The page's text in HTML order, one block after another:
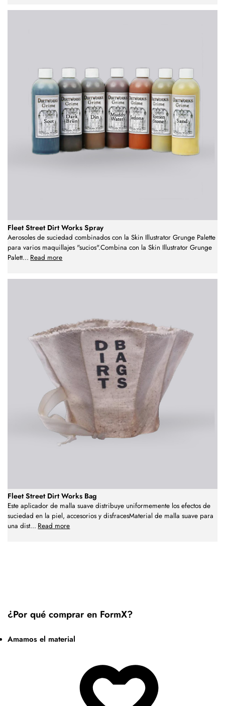
Fleet Street Dirt Works Spray
Aerosoles de suciedad combinados con la Skin Illustrator Grunge Palette
para varios maquillajes "sucios".Combina con la Skin Illustrator Grunge
Palett... Read more
Fleet Street Dirt Works Bag
Este aplicador de malla suave distribuye uniformemente los efectos de
suciedad en la piel, accesorios y disfracesMaterial de malla suave para
una dist... Read more
¿Por qué comprar en FormX?
Amamos el material